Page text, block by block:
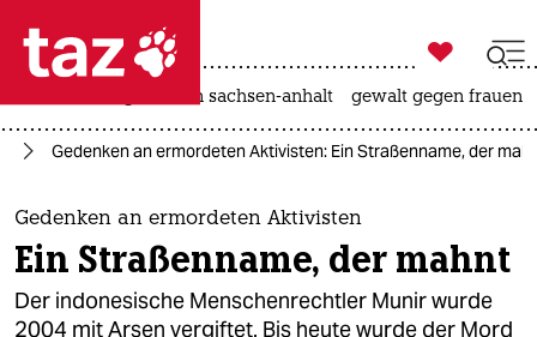
 taz zahl ich
taz zahl ich
themen
politik
öko

taz zahl ich
landtagswahl in sachsen-anhalt gewalt gegen frauen
Gedenken an ermordeten Aktivisten: Ein Straßenname, der
Gedenken an ermordeten Aktivisten
Ein Straßenname, der mahnt
Der indonesische Menschenrechtler Munir wurde
2004 mit Arsen vergiftet. Bis heute wurde der Mord